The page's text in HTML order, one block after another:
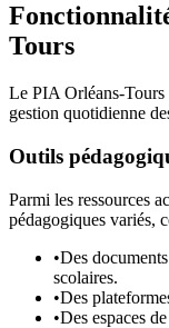
Tours
Le PIA Orléans-
gestion quotidienne
Outils
Parmi les ressources
pédagogiques variés,
•Des
scolaires.
•Des
•Des espaces